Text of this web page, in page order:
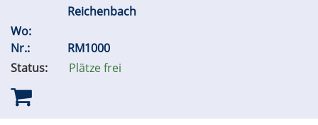
Reichenbach
Wo:
Nr.:
RM1000
Status:
Plätze frei